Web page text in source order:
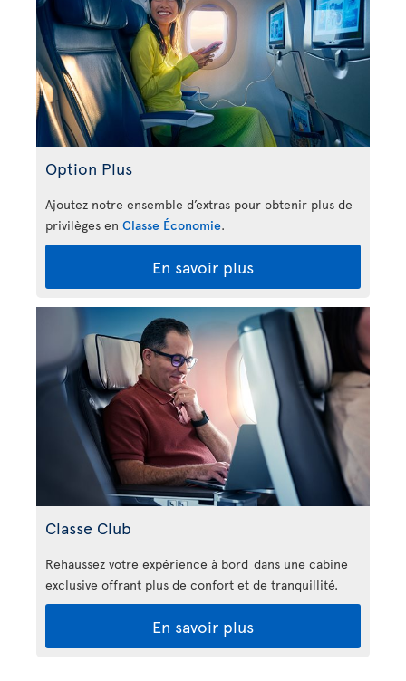
Option Plus
Ajoutez notre ensemble d’extras pour obtenir plus de
privilèges en Classe Économie.
En savoir plus
Classe Club
Rehaussez votre expérience à bord dans une cabine
exclusive offrant plus de confort et de tranquillité.
En savoir plus